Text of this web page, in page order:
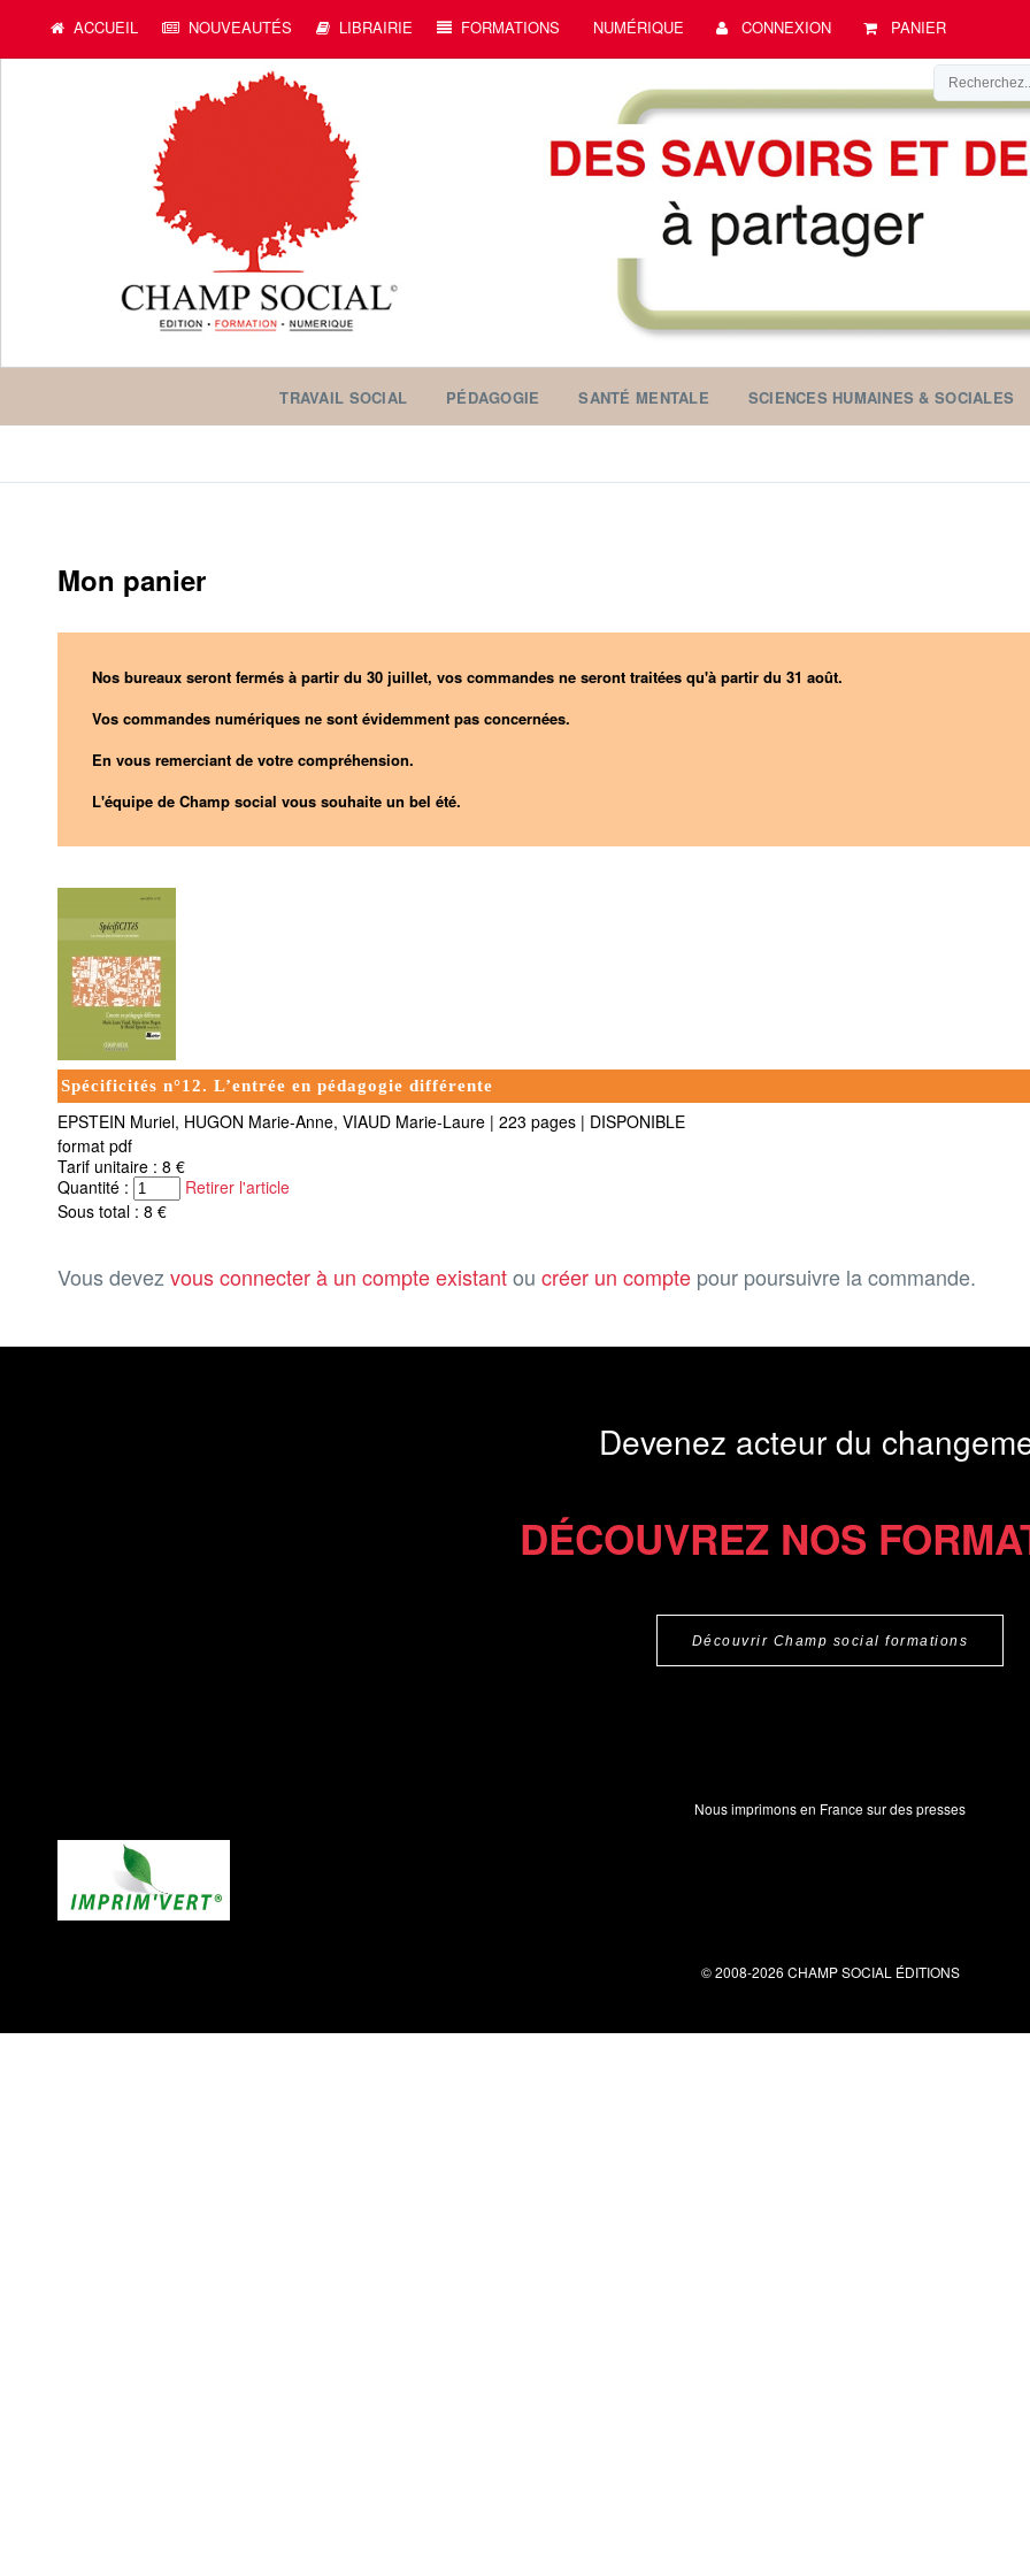
ACCUEIL NOUVEAUTÉS LIBRAIRIE FORMATIONS NUMÉRIQUE CONNEXION PANIER
TRAVAIL SOCIAL PÉDAGOGIE SANTÉ MENTALE SCIENCES HUMAINES & SOCIALES
Mon panier
Nos bureaux seront fermés à partir du 30 juillet, vos commandes ne seront traitées qu'à partir du 31 août.
Vos commandes numériques ne sont évidemment pas concernées.
En vous remerciant de votre compréhension.
L'équipe de Champ social vous souhaite un bel été.
Spécificités n°12. L’entrée en pédagogie différente
EPSTEIN Muriel, HUGON Marie-Anne, VIAUD Marie-Laure | 223 pages | DISPONIBLE
format pdf
Tarif unitaire : 8 €
Quantité :
Retirer l'article
Sous total : 8 €
Vous devezvous connecter à un compte existantou créer un compte pour poursuivre la commande.
Devenez acteur du
DÉCOUVREZ NOS
Découvrir Champ social formations
Nous imprimons en France sur des presses
© 2008-2026 CHAMP SOCIAL ÉDITIONS